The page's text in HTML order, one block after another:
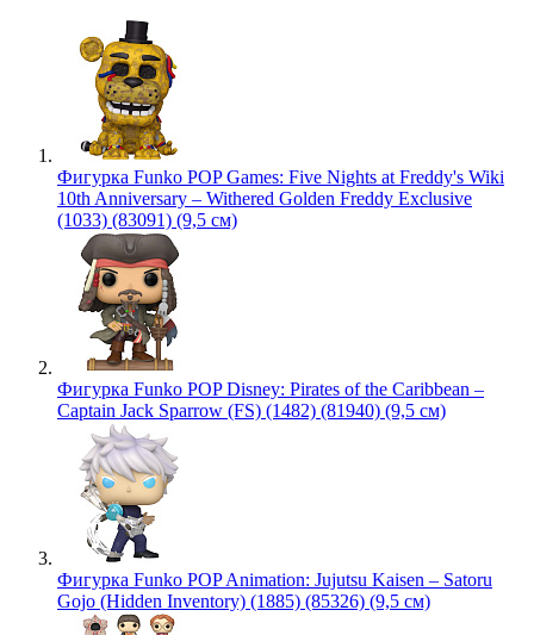
Фигурка Funko POP Games: Five Nights at Freddy's Wiki
10th Anniversary – Withered Golden Freddy Exclusive
(1033) (83091) (9,5 см)
Фигурка Funko POP Disney: Pirates of the Caribbean –
Captain Jack Sparrow (FS) (1482) (81940) (9,5 см)
Фигурка Funko POP Animation: Jujutsu Kaisen – Satoru
Gojo (Hidden Inventory) (1885) (85326) (9,5 см)